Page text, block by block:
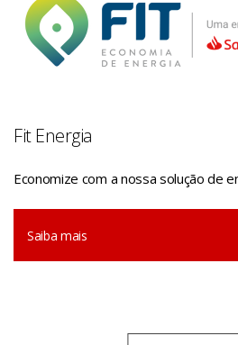
Fit Energia
Economize com a nossa solução de
Saiba mais